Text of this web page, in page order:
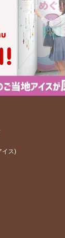
イス)